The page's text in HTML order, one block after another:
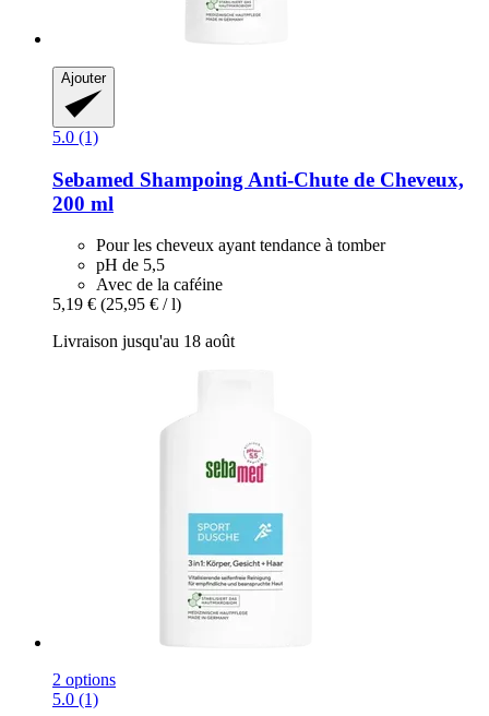
Ajouter
5.0 (1)
Sebamed Shampoing Anti-​Chute de Cheveux,
200 ml
Pour les cheveux ayant tendance à tomber
pH de 5,5
Avec de la caféine
5,19 € (25,95 € / l)
Livraison jusqu'au 18 août
2 options
5.0 (1)